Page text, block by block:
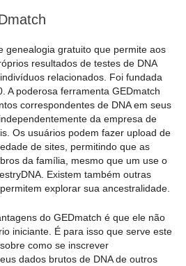
genealogia gratuito que permite aos
resultados de testes de DNA
relacionados. Foi fundada
A poderosa ferramenta GEDmatch
correspondentes de DNA em seus
da empresa de
Os usuários podem fazer upload de
de sites, permitindo que as
da família, mesmo que um use o
Existem também outras
explorar sua ancestralidade.
do GEDmatch é que ele não
iniciante. É para isso que serve este
como se inscrever
dados brutos de DNA de outros